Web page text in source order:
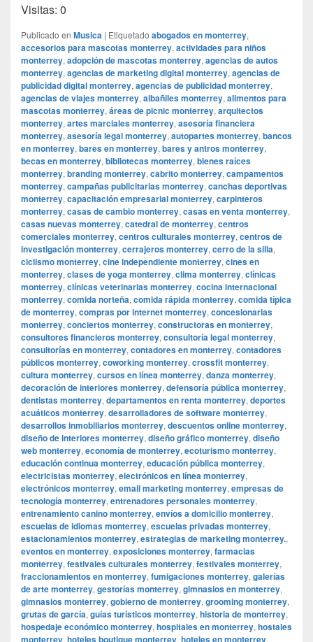
Visitas: 0
Publicado en Musica | Etiquetado abogados en monterrey,
accesorios para mascotas monterrey, actividades para niños
monterrey, adopción de mascotas monterrey, agencias de autos
monterrey, agencias de marketing digital monterrey, agencias de
publicidad digital monterrey, agencias de publicidad monterrey,
agencias de viajes monterrey, albañiles monterrey, alimentos para
mascotas monterrey, áreas de picnic monterrey, arquitectos
monterrey, artes marciales monterrey, asesoría financiera
monterrey, asesoría legal monterrey, autopartes monterrey, bancos
en monterrey, bares en monterrey, bares y antros monterrey,
becas en monterrey, bibliotecas monterrey, bienes raíces
monterrey, branding monterrey, cabrito monterrey, campamentos
monterrey, campañas publicitarias monterrey, canchas deportivas
monterrey, capacitación empresarial monterrey, carpinteros
monterrey, casas de cambio monterrey, casas en venta monterrey,
casas nuevas monterrey, catedral de monterrey, centros
comerciales monterrey, centros culturales monterrey, centros de
investigación monterrey, cerrajeros monterrey, cerro de la silla,
ciclismo monterrey, cine independiente monterrey, cines en
monterrey, clases de yoga monterrey, clima monterrey, clínicas
monterrey, clínicas veterinarias monterrey, cocina internacional
monterrey, comida norteña, comida rápida monterrey, comida típica
de monterrey, compras por internet monterrey, concesionarias
monterrey, conciertos monterrey, constructoras en monterrey,
consultores financieros monterrey, consultoría legal monterrey,
consultorías en monterrey, contadores en monterrey, contadores
públicos monterrey, coworking monterrey, crossfit monterrey,
cultura monterrey, cursos en línea monterrey, danza monterrey,
decoración de interiores monterrey, defensoría pública monterrey,
dentistas monterrey, departamentos en renta monterrey, deportes
acuáticos monterrey, desarrolladores de software monterrey,
desarrollos inmobiliarios monterrey, descuentos online monterrey,
diseño de interiores monterrey, diseño gráfico monterrey, diseño
web monterrey, economía de monterrey, ecoturismo monterrey,
educación continua monterrey, educación pública monterrey,
electricistas monterrey, electrónicos en línea monterrey,
electrónicos monterrey, email marketing monterrey, empresas de
tecnología monterrey, entrenadores personales monterrey,
entrenamiento canino monterrey, envíos a domicilio monterrey,
escuelas de idiomas monterrey, escuelas privadas monterrey,
estacionamientos monterrey, estrategias de marketing monterrey.,
eventos en monterrey, exposiciones monterrey, farmacias
monterrey, festivales culturales monterrey, festivales monterrey,
fraccionamientos en monterrey, fumigaciones monterrey, galerías
de arte monterrey, gestorías monterrey, gimnasios en monterrey,
gimnasios monterrey, gobierno de monterrey, grooming monterrey,
grutas de garcía, guías turísticos monterrey, historia de monterrey,
hospedaje económico monterrey, hospitales en monterrey, hostales
monterrey, hoteles boutique monterrey, hoteles en monterrey,